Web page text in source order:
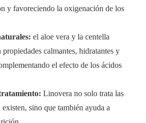
y favoreciendo la oxigenación de los
el aloe vera y la centella
propiedades calmantes, hidratantes y
el efecto de los ácidos
Linovera no solo trata las
existen, sino que también ayuda a